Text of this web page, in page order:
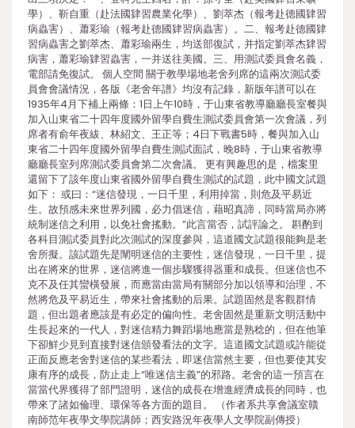
學）、靳自重（赴法國肄習農業化學）、劉萃杰（報考赴德國肄習
病蟲害）、蕭彩瑜（報考赴德國肄習病蟲害）。二、報考赴德國肄
習病蟲害之劉萃杰、蕭彩瑜兩生，均送部復試，并指定劉萃杰肄習
病害，蕭彩瑜肄習蟲害，一并送往美國。三、用測試委員會名義，
電部請免復試。 個人空間 關于教學場地老舍列席的這兩次測試委
員會會議情況，各版《老舍年譜》均沒有記錄，新版年譜可以在
1935年4月下補上兩條：1日上午10時，于山東省教導廳廳長室餐與
加入山東省二十四年度國外留學自費生測試委員會第一次會議，列
席者有俞年夜紱、林紹文、王正等；4日下戰書5時，餐與加入山
東省二十四年度國外留學自費生測試面試，晚8時，于山東省教導
廳廳長室列席測試委員會第二次會議。 更有興趣思的是，檔案里
還留下了該年度山東省國外留學自費生測試的試題，此中國文試題
如下： 或曰：“迷信發現，一日千里，利用掉當，則危及平易近
生。故預感未來世界列國，必力倡迷信，藉昭真諦，同時當局亦將
統制迷信之利用，以免社會搖動。”此言當否，試評論之。 斟酌到
各科目測試委員對此次測試的深度參與，這道國文試題很能夠是老
舍所擬。該試題先是闡明迷信的主要性，迷信發現，一日千里，提
出在將來的世界，迷信將進一個步驟獲得器重和成長。但迷信也不
克不及任其蠻橫發展，而應當由當局有關部分加以領導和治理，不
然將危及平易近生，帶來社會搖動的后果。試題固然是客觀群情
題，但出題者應該是有必定的偏向性。老舍固然是重新文明活動中
生長起來的一代人，對迷信精力舞蹈場地應當是熟稔的，但在他筆
下卻鮮少見到直接對迷信頒發看法的文字。這道國文試題或許能從
正面反應老舍對迷信的某些看法，即迷信當然主要，但也要使其安
康有序的成長，防止走上“唯迷信主義”的邪路。老舍的這一預言在
當當代界獲得了部門證明，迷信的成長在增進經濟成長的同時，也
帶來了諸如倫理、環保等各方面的題目。 （作者系共享會議室贛
南師范年夜學文學院講師；西安路況年夜學人文學院副傳授）